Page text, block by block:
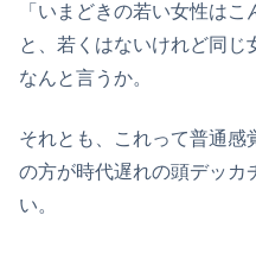
「いまどきの若い女性は
と、若くはないけれど同じ
なんと言うか。
それとも、これって普通感
の方が時代遅れの頭デッ
い。